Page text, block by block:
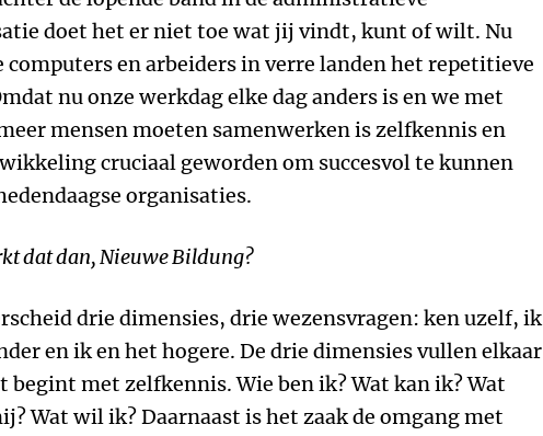
doet het er niet toe wat jij vindt, kunt of wilt. Nu
computers en arbeiders in verre landen het repetitieve
nu onze werkdag elke dag anders is en we met
mensen moeten samenwerken is zelfkennis en
cruciaal geworden om succesvol te kunnen
organisaties.
dat dan, Nieuwe Bildung?
drie dimensies, drie wezensvragen: ken uzelf, ik
en ik en het hogere. De drie dimensies vullen elkaar
begint met zelfkennis. Wie ben ik? Wat kan ik? Wat
Wat wil ik? Daarnaast is het zaak de omgang met